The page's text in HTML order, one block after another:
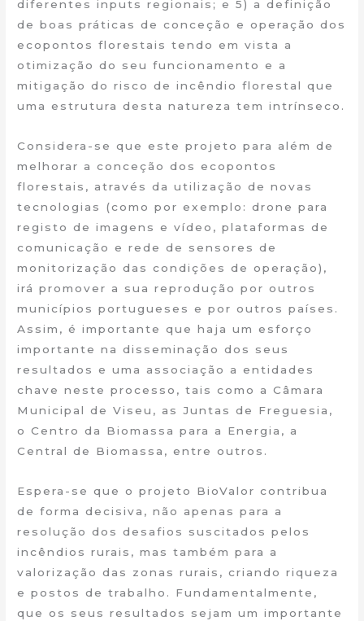
diferentes inputs regionais; e 5) a definição
de boas práticas de conceção e operação dos
ecopontos florestais tendo em vista a
otimização do seu funcionamento e a
mitigação do risco de incêndio florestal que
uma estrutura desta natureza tem intrínseco.
Considera-se que este projeto para além de
melhorar a conceção dos ecopontos
florestais, através da utilização de novas
tecnologias (como por exemplo: drone para
registo de imagens e vídeo, plataformas de
comunicação e rede de sensores de
monitorização das condições de operação),
irá promover a sua reprodução por outros
municípios portugueses e por outros países.
Assim, é importante que haja um esforço
importante na disseminação dos seus
resultados e uma associação a entidades
chave neste processo, tais como a Câmara
Municipal de Viseu, as Juntas de Freguesia,
o Centro da Biomassa para a Energia, a
Central de Biomassa, entre outros.
Espera-se que o projeto BioValor contribua
de forma decisiva, não apenas para a
resolução dos desafios suscitados pelos
incêndios rurais, mas também para a
valorização das zonas rurais, criando riqueza
e postos de trabalho. Fundamentalmente,
que os seus resultados sejam um importante